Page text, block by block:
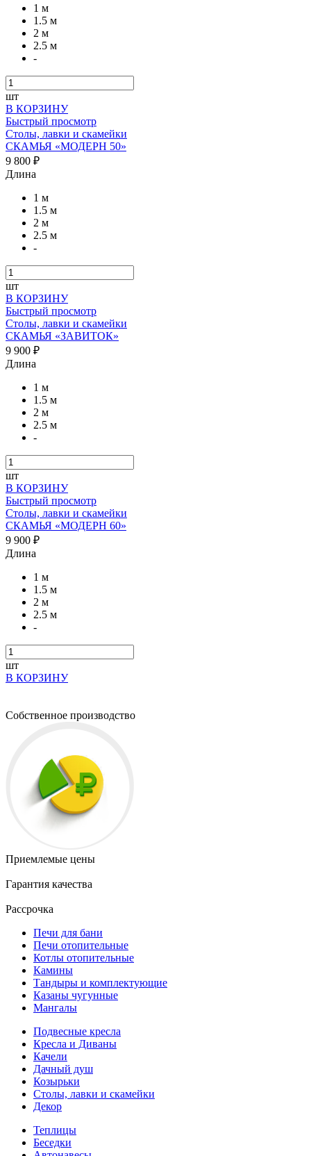
1 м
1.5 м
2 м
2.5 м
-
шт
В КОРЗИНУ
Быстрый просмотр
Столы, лавки и скамейки
СКАМЬЯ «МОДЕРН 50»
9 800 ₽
Длина
1 м
1.5 м
2 м
2.5 м
-
шт
В КОРЗИНУ
Быстрый просмотр
Столы, лавки и скамейки
СКАМЬЯ «ЗАВИТОК»
9 900 ₽
Длина
1 м
1.5 м
2 м
2.5 м
-
шт
В КОРЗИНУ
Быстрый просмотр
Столы, лавки и скамейки
СКАМЬЯ «МОДЕРН 60»
9 900 ₽
Длина
1 м
1.5 м
2 м
2.5 м
-
шт
В КОРЗИНУ
Собственное производство
Приемлемые цены
Гарантия качества
Рассрочка
Печи для бани
Печи отопительные
Котлы отопительные
Камины
Тандыры и комплектующие
Казаны чугунные
Мангалы
Подвесные кресла
Кресла и Диваны
Качели
Дачный душ
Козырьки
Столы, лавки и скамейки
Декор
Теплицы
Беседки